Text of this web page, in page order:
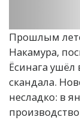
Прошлым
Накамура,
Ёсинага ушёл
скандала.
несладко: в